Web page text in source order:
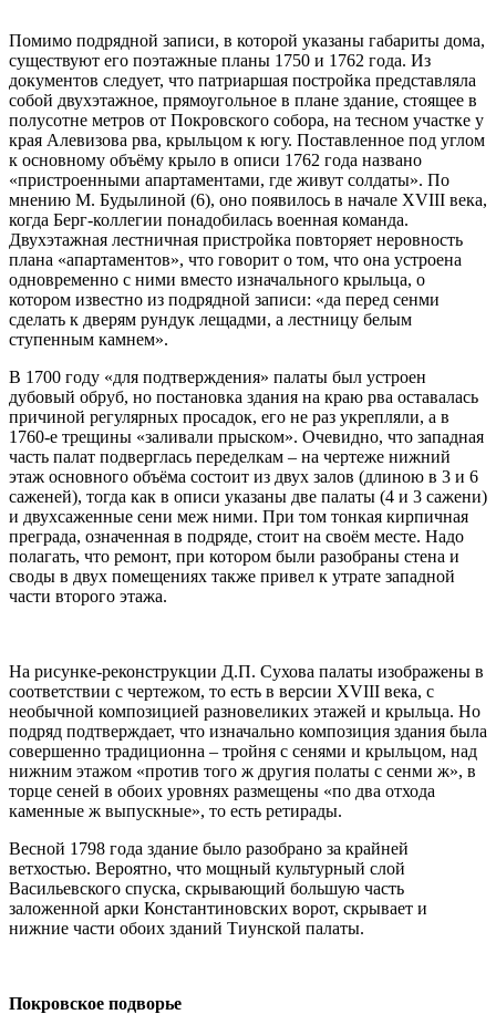
Помимо подрядной записи, в которой указаны габариты дома,
существуют его поэтажные планы 1750 и 1762 года. Из
документов следует, что патриаршая постройка представляла
собой двухэтажное, прямоугольное в плане здание, стоящее в
полусотне метров от Покровского собора, на тесном участке у
края Алевизова рва, крыльцом к югу. Поставленное под углом
к основному объёму крыло в описи 1762 года названо
«пристроенными апартаментами, где живут солдаты». По
мнению М. Будылиной (6), оно появилось в начале XVIII века,
когда Берг-коллегии понадобилась военная команда.
Двухэтажная лестничная пристройка повторяет неровность
плана «апартаментов», что говорит о том, что она устроена
одновременно с ними вместо изначального крыльца, о
котором известно из подрядной записи: «да перед сенми
сделать к дверям рундук лещадми, а лестницу белым
ступенным камнем».
В 1700 году «для подтверждения» палаты был устроен
дубовый обруб, но постановка здания на краю рва оставалась
причиной регулярных просадок, его не раз укрепляли, а в
1760-е трещины «заливали прыском». Очевидно, что западная
часть палат подверглась переделкам – на чертеже нижний
этаж основного объёма состоит из двух залов (длиною в 3 и 6
саженей), тогда как в описи указаны две палаты (4 и 3 сажени)
и двухсаженные сени меж ними. При том тонкая кирпичная
преграда, означенная в подряде, стоит на своём месте. Надо
полагать, что ремонт, при котором были разобраны стена и
своды в двух помещениях также привел к утрате западной
части второго этажа.
На рисунке-реконструкции Д.П. Сухова палаты изображены в
соответствии с чертежом, то есть в версии XVIII века, с
необычной композицией разновеликих этажей и крыльца. Но
подряд подтверждает, что изначально композиция здания была
совершенно традиционна – тройня с сенями и крыльцом, над
нижним этажом «против того ж другия полаты с сенми ж», в
торце сеней в обоих уровнях размещены «по два отхода
каменные ж выпускные», то есть ретирады.
Весной 1798 года здание было разобрано за крайней
ветхостью. Вероятно, что мощный культурный слой
Васильевского спуска, скрывающий большую часть
заложенной арки Константиновских ворот, скрывает и
нижние части обоих зданий Тиунской палаты.
Покровское подворье